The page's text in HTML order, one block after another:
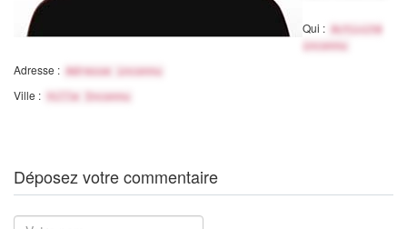
Qui :
Activité
inconnu
Adresse : Adresse inconnu
Ville : Ville Inconnu
Déposez votre commentaire